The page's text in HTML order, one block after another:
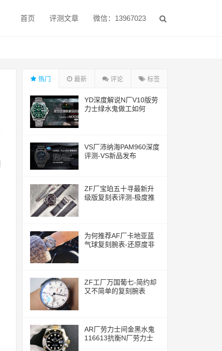
首页 评测文章 微信：13967023
热门 最新 评论 标签
YD深度解说N厂V10版劳
力士绿水鬼做工如何
VS厂沛纳海PAM960深度
评测-VS新品发布
ZF厂宝珀五十寻最新升
级版复刻表评测-极度推
为何推荐AF厂卡地亚蓝
气球复刻腕表-还原度非
ZF工厂万国葡七-简约却
又不简单的复刻腕表
AR厂劳力士间金黑水鬼
116613抗衡N厂劳力士